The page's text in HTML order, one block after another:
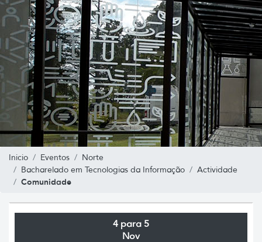
Inicio Eventos
Norte
Bacharelado em Tecnologias da Informação
Actividade
Comunidade
4 para 5
Nov